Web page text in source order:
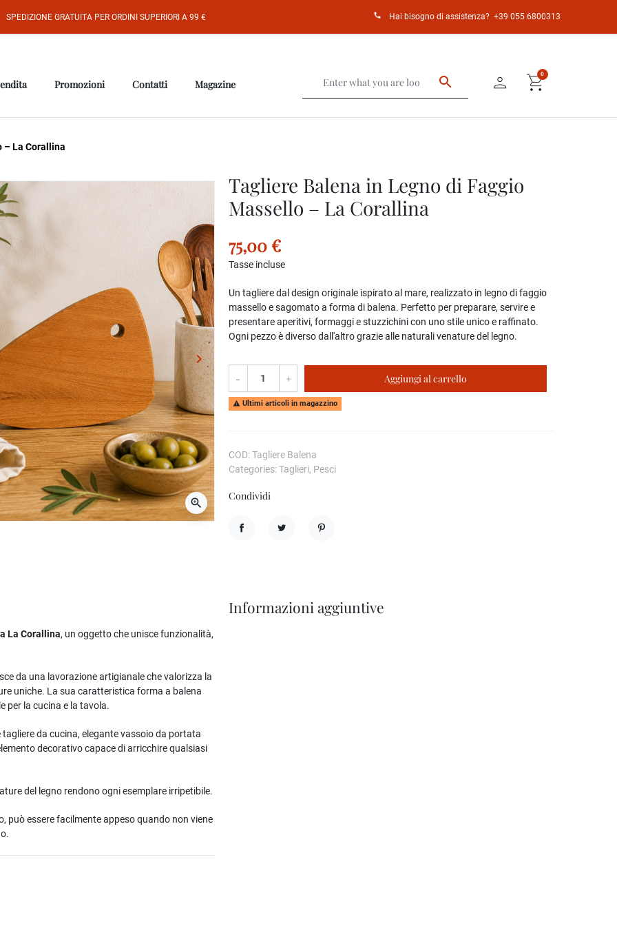
SPEDIZIONE GRATUITA PER ORDINI SUPERIORI A 99 € call Hai bisogno di assistenza? +39 055 6800313
Promozioni Contatti Magazine search person shopping_cart
0
– La Corallina
Successivo
keyboard_arrow_right
zoom_in
Tagliere Balena in Legno di Faggio
Massello – La Corallina
75,00 €
Tasse incluse
Un tagliere dal design originale ispirato al mare, realizzato in legno di faggio
massello e sagomato a forma di balena. Perfetto per preparare, servire e
presentare aperitivi, formaggi e stuzzichini con uno stile unico e raffinato.
Ogni pezzo è diverso dall'altro grazie alle naturali venature del legno.
- + Aggiungi al carrello
 Ultimi articoli in magazzino
COD: Tagliere Balena
Categories: Taglieri, Pesci
Condividi
La Corallina, un oggetto che unisce funzionalità,
da una lavorazione artigianale che valorizza la
uniche. La sua caratteristica forma a balena
per la cucina e la tavola.
da cucina, elegante vassoio da portata
decorativo capace di arricchire qualsiasi
del legno rendono ogni esemplare irripetibile.
essere facilmente appeso quando non viene
Informazioni aggiuntive